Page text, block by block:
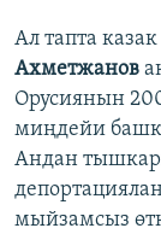
Ал тапта
Ахметжанов
Орусиянын
миңдейи
Андан
мыйзамсыз